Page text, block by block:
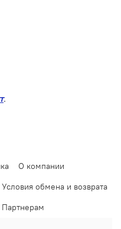
.
О компании
Условия обмена и возврата
Партнерам